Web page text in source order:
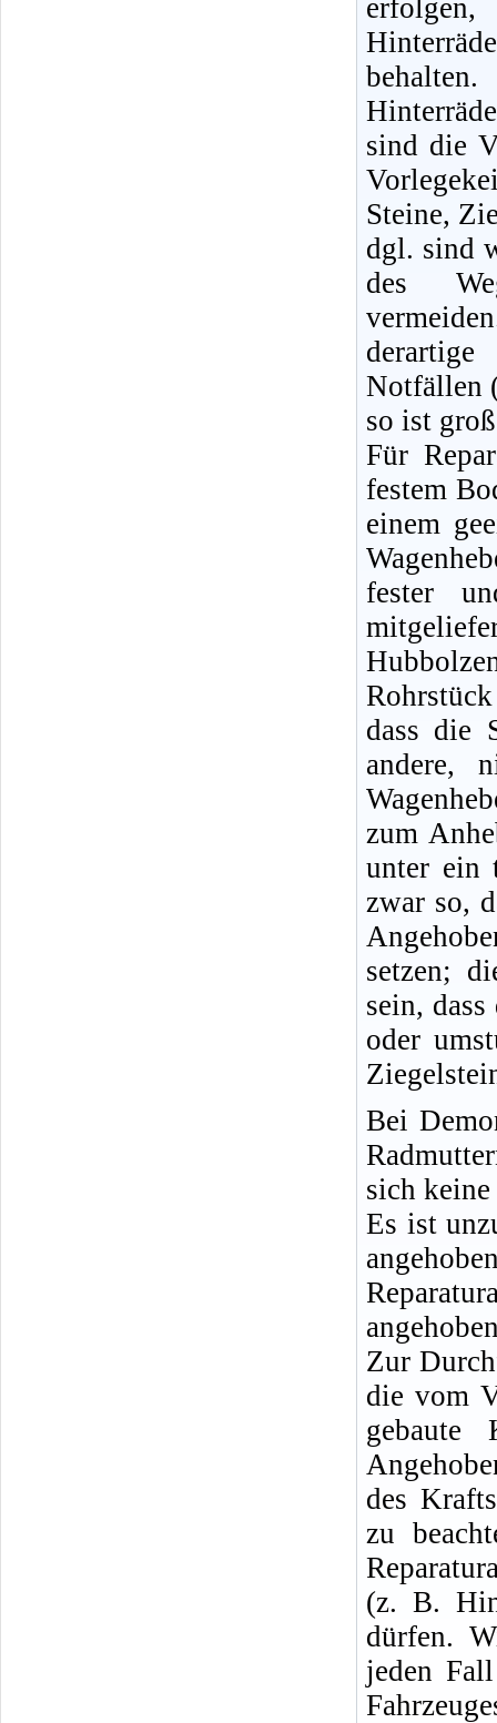
sind die
Steine,
dgl. sind
des
Notfällen
so ist
Für
festem
einem
fester
dass die
andere,
zum
unter ein
zwar so,
setzen;
sein,
oder
Bei
sich keine
Es ist
Zur
die vom
gebaute
des
zu
(z. B.
dürfen.
jeden